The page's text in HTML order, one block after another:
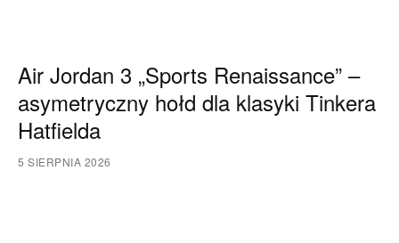
Air Jordan 3 „Sports Renaissance” –
asymetryczny hołd dla klasyki Tinkera
Hatfielda
5 SIERPNIA 2026